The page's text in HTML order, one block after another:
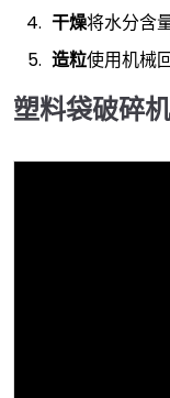
干燥将水分含
造粒使用机械
塑料袋破碎机